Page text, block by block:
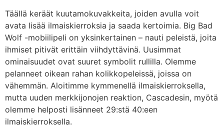
Täällä keräät kuutamokuvakkeita, joiden avulla voit
avata lisää ilmaiskierroksia ja saada kertoimia. Big Bad
Wolf -mobiilipeli on yksinkertainen – nauti peleistä, joita
ihmiset pitivät erittäin viihdyttävinä. Uusimmat
ominaisuudet ovat suuret symbolit rullilla. Olemme
pelanneet oikean rahan kolikkopeleissä, joissa on
vähemmän. Aloitimme kymmenellä ilmaiskierroksella,
mutta uuden merkkijonojen reaktion, Cascadesin, myötä
olemme helposti lisänneet 29:stä 40:een
ilmaiskierroksella.